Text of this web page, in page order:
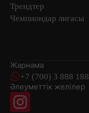
Трендтер
Чемпиондар лигасы
Жарнама
+7 (700) 3 888 188
Әлеуметтік желілер